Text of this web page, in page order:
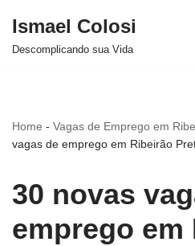
Avançar
Ismael Colosi
Descomplicando sua Vida
Home - Vagas de Emprego em
vagas de emprego em Ribeirão
30 novas
emprego em